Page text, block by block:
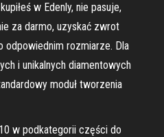
w Edenly, nie pasuje,
za darmo, uzyskać zwrot
odpowiednim rozmiarze. Dla
i unikalnych diamentowych
moduł tworzenia
w podkategorii części do